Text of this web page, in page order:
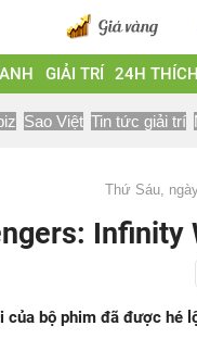
GIẢI TRÍ 24H
Sao Việt Tin tức giải trí
Thứ Sáu,
Infinity
bộ phim đã được hé